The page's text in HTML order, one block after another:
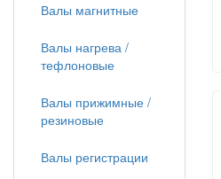
Валы магнитные
Валы нагрева /
тефлоновые
Валы прижимные /
резиновые
Валы регистрации